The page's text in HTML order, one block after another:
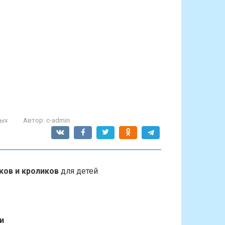
Автор: c-admin
и кроликов для детей